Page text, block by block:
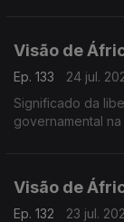
Visão de
Ep. 133
24 jul.
Significado da
governamental na
Visão de
Ep. 132
23 jul.